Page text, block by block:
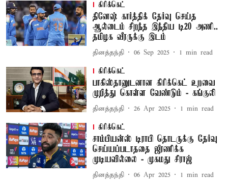
கிரிக்கெட்
தினேஷ் கார்த்திக் தேர்வு செய்த
ஆல்டைம் சிறந்த இந்திய டி20 அணி..
தமிழக வீரருக்கு இடம்
தினத்தந்தி 06 Sep 2025 1 min read
கிரிக்கெட்
பாகிஸ்தானுடனான கிரிக்கெட் உறவை
முறித்து கொள்ள வேண்டும் - கங்குலி
தினத்தந்தி 26 Apr 2025 1 min read
கிரிக்கெட்
சாம்பியன்ஸ் டிராபி தொடருக்கு தேர்வு
செய்யப்படாததை ஜீரணிக்க
முடியவில்லை - முகமது சிராஜ்
தினத்தந்தி 06 Apr 2025 1 min read